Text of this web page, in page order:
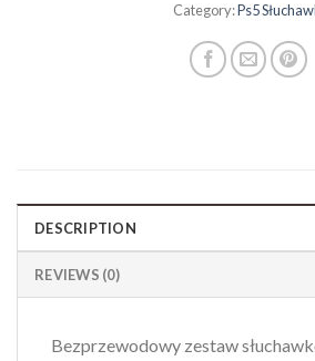
Category:Ps5
DESCRIPTION
REVIEWS (0)
Bezprzewodowy zestaw